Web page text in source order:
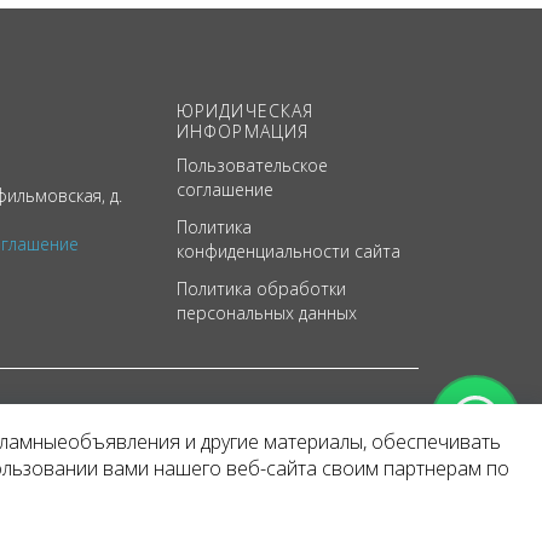
д.
ЮРИДИЧЕСКАЯ
ИНФОРМАЦИЯ
Пользовательское
соглашение
Политика
конфиденциальности сайта
Политика обработки
персональных данных
и другие материалы, обеспечивать
вами нашего веб-сайта своим партнерам по